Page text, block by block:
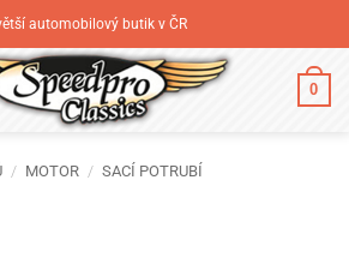
automobilový butik v ČR
0
/ MOTOR / SACÍ POTRUBÍ